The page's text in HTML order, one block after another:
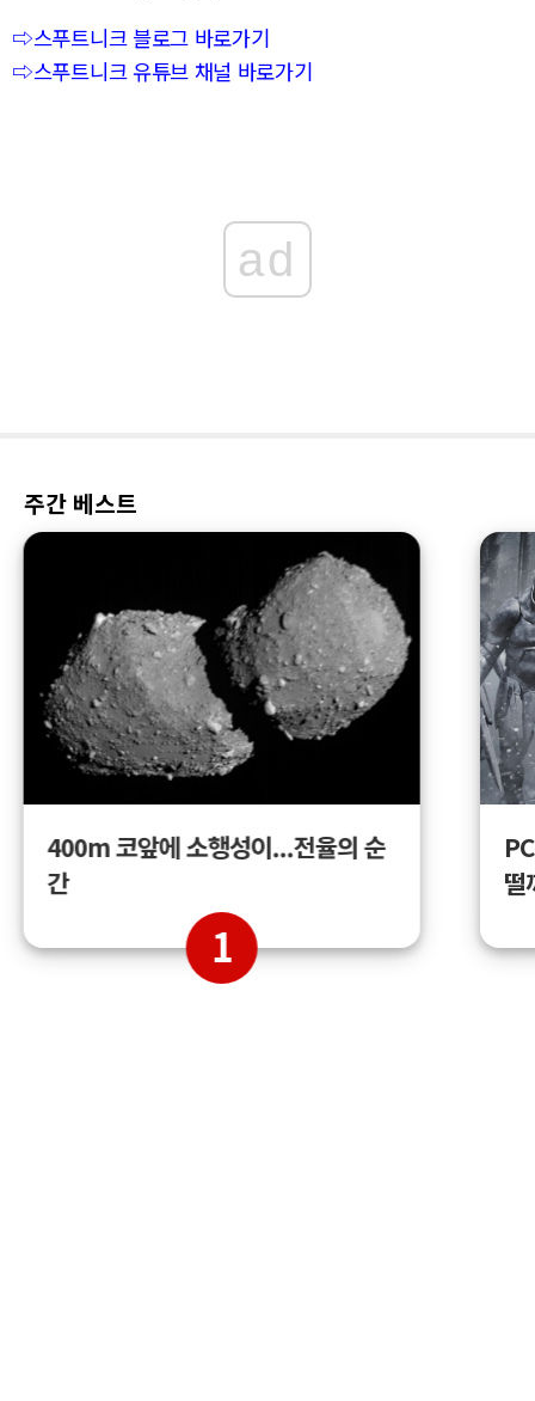
⇨스푸트니크 블로그 바로가기
⇨스푸트니크 유튜브 채널 바로가기
ad
주간 베스트
400m 코앞에 소행성이...전율의 순
간
1
떨